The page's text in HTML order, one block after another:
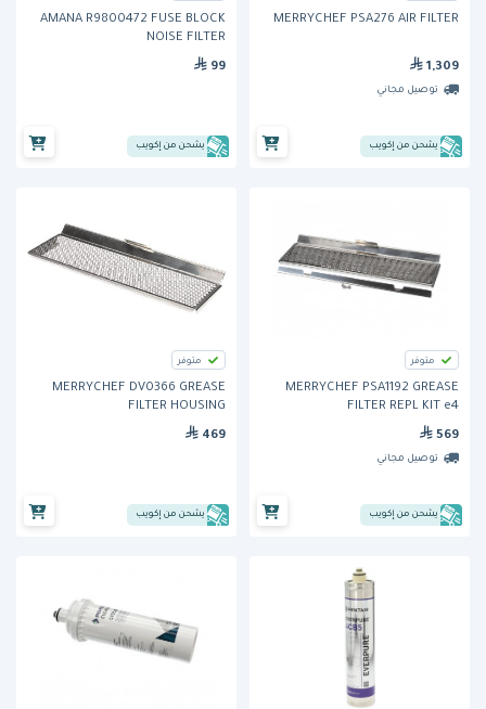
MERRYCHEF PSA276 AIR FILTER
1,309
توصيل مجاني
يشحن من إكويب
AMANA R9800472 FUSE BLOCK
NOISE FILTER
99
يشحن من إكويب
متوفر
MERRYCHEF PSA1192 GREASE
FILTER REPL KIT e4
569
توصيل مجاني
يشحن من إكويب
متوفر
MERRYCHEF DV0366 GREASE
FILTER HOUSING
469
يشحن من إكويب